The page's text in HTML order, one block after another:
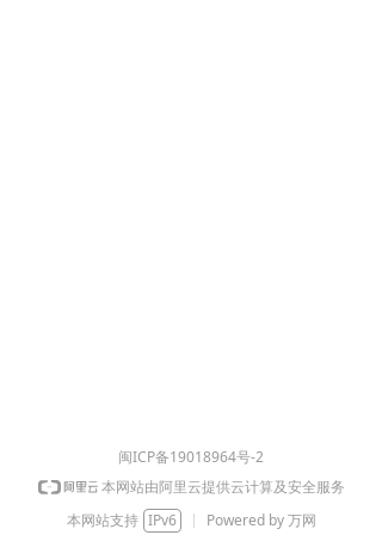
闽ICP备19018964号-2
本网站由阿里云提供云计算及安全服务
本网站支持 IPv6 Powered by 万网